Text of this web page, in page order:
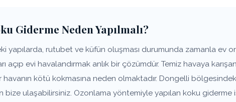
Giderme Neden Yapılmalı?
yapılarda, rutubet ve küfün oluşması durumunda zamanla ev
açıp evi havalandırmak anlık bir çözümdür. Temiz havaya
havanın kötü kokmasına neden olmaktadır. Dongelli
bize ulaşabilirsiniz. Ozonlama yöntemiyle yapılan koku giderme